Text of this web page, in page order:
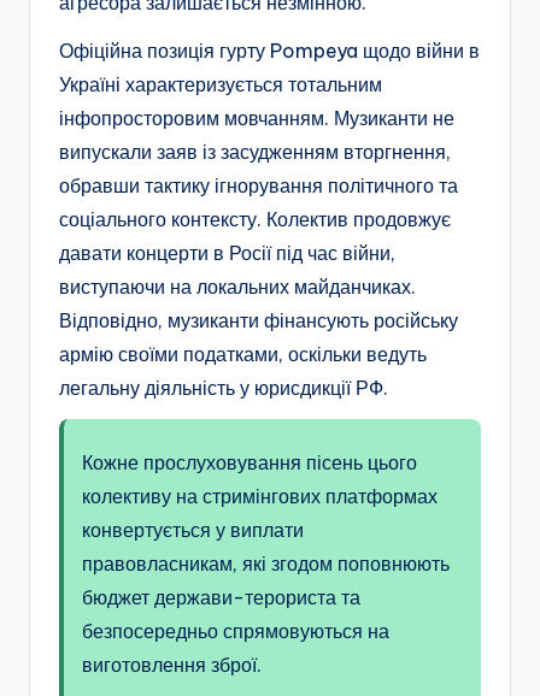
Офіційна позиція гурту Pompeya щодо війни в
Україні характеризується тотальним
інфопросторовим мовчанням. Музиканти не
випускали заяв із засудженням вторгнення,
обравши тактику ігнорування політичного та
соціального контексту. Колектив продовжує
давати концерти в Росії під час війни,
виступаючи на локальних майданчиках.
Відповідно, музиканти фінансують російську
армію своїми податками, оскільки ведуть
легальну діяльність у юрисдикції РФ.
Кожне прослуховування пісень цього
колективу на стримінгових платформах
конвертується у виплати
правовласникам, які згодом поповнюють
бюджет держави-терориста та
безпосередньо спрямовуються на
виготовлення зброї.